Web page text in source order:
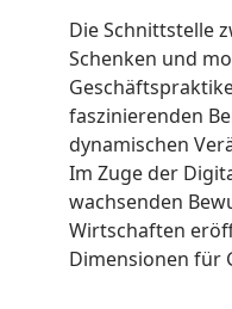
Die Schnittstelle
Schenken und
faszinierenden
dynamischen
Im Zuge der
wachsenden
Wirtschaften
Dimensionen für